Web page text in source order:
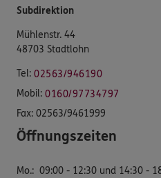
Subdirektion
Mühlenstr. 44
48703 Stadtlohn
Tel: 02563/946190
Mobil: 0160/97734797
Fax: 02563/9461999
Öffnungszeiten
Mo.: 09:00 - 12:30 und 14:30 -